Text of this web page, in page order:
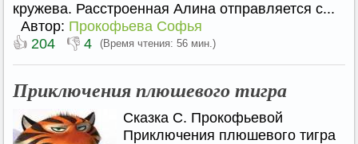
кружева. Расстроенная Алина отправляется с...
Автор: Прокофьева Софья
👍 204 👎 4 (Время чтения: 56 мин.)
Приключения плюшевого тигра
Сказка С. Прокофьевой
Приключения плюшевого тигра